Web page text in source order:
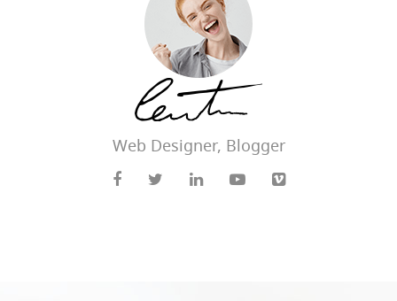
Web Designer, Blogger